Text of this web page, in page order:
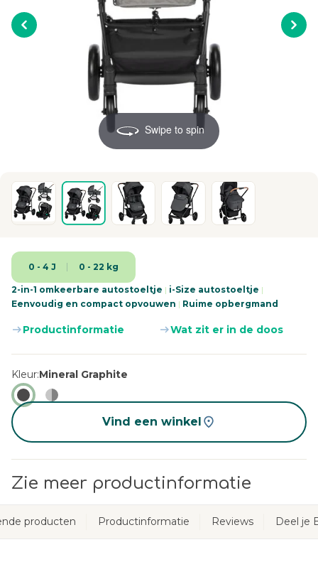
Swipe to spin
0 - 4 J 0 - 22 kg
2-in-1 omkeerbare autostoeltje | i-Size autostoeltje |
Eenvoudig en compact opvouwen | Ruime opbergmand
Productinformatie Wat zit er in de doos
Kleur Mineral Graphite
Vind een winkel
Zie meer productinformatie
producten Productinformatie Reviews Deel je